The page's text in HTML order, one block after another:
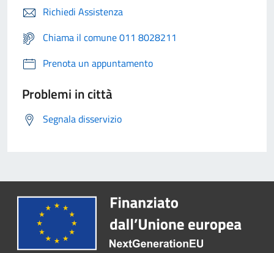
Richiedi Assistenza
Chiama il comune 011 8028211
Prenota un appuntamento
Problemi in città
Segnala disservizio